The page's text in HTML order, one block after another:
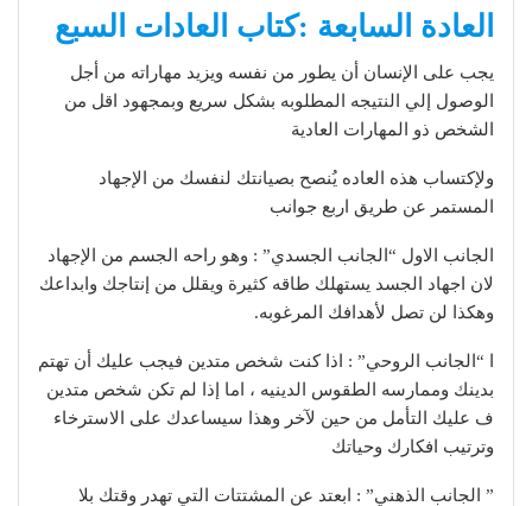
العادة السابعة :كتاب العادات السبع
يجب على الإنسان أن يطور من نفسه ويزيد مهاراته من أجل
الوصول إلي النتيجه المطلوبه بشكل سريع وبمجهود اقل من
الشخص ذو المهارات العادية
ولإكتساب هذه العاده يُنصح بصيانتك لنفسك من الإجهاد
المستمر عن طريق اربع جوانب
الجانب الاول “الجانب الجسدي” : وهو راحه الجسم من الإجهاد
لان اجهاد الجسد يستهلك طاقه كثيرة ويقلل من إنتاجك وابداعك
وهكذا لن تصل لأهدافك المرغوبه.
ا “الجانب الروحي” : اذا كنت شخص متدين فيجب عليك أن تهتم
بدينك وممارسه الطقوس الدينيه ، اما إذا لم تكن شخص متدين
ف عليك التأمل من حين لآخر وهذا سيساعدك على الاسترخاء
وترتيب افكارك وحياتك
” الجانب الذهني” : ابعتد عن المشتتات التي تهدر وقتك بلا